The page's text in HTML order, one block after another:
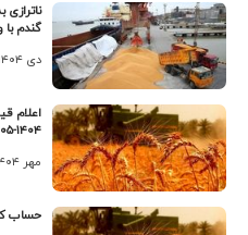
گندم
۱۲ دی ۱۴۰۴
اعلام
۱۴۰۴-۱۴۰۵
۲۹ مهر ۱۴۰۴
حساب